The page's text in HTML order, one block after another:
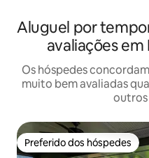
Aluguel por
avaliações
Os hóspedes
muito bem avaliadas
outros
Preferido dos hóspedes
Preferido dos hóspedes